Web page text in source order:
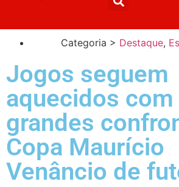
Categoria > Destaque,
Jogos seguem
aquecidos com
grandes
Copa Maurício
Venâncio de